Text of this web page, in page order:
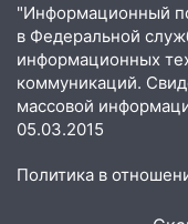
"Информационный
в Федеральной
информационных
коммуникаций.
массовой
05.03.2015
Политика в